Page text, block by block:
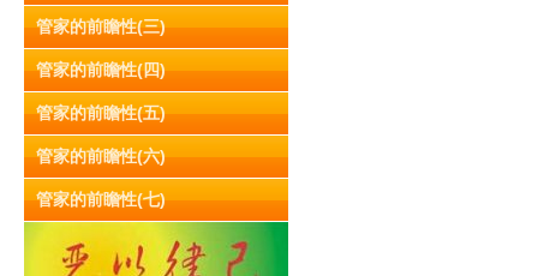
管家的前瞻性(三)
管家的前瞻性(四)
管家的前瞻性(五)
管家的前瞻性(六)
管家的前瞻性(七)